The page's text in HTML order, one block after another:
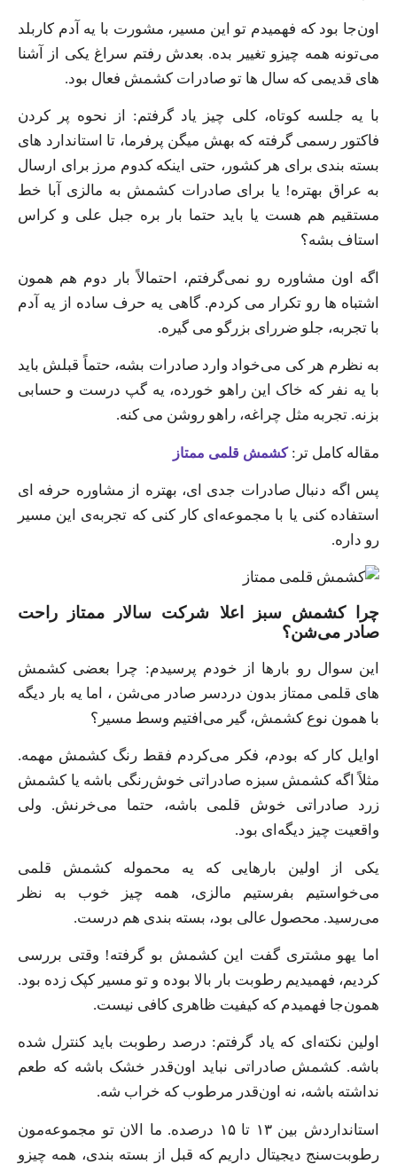
اون‌جا بود که فهمیدم تو این مسیر، مشورت با یه آدم کاربلد
می‌تونه همه چیزو تغییر بده. بعدش رفتم سراغ یکی از آشنا
های قدیمی که سال ‌ها تو صادرات کشمش فعال بود.
با یه جلسه کوتاه، کلی چیز یاد گرفتم: از نحوه پر کردن
فاکتور رسمی گرفته که بهش میگن پرفرما، تا استاندارد های
بسته‌ بندی برای هر کشور، حتی اینکه کدوم مرز برای ارسال
به عراق بهتره! یا برای صادرات کشمش به مالزی آبا خط
مستقیم هم هست یا باید حتما بار بره جبل علی و کراس
استاف بشه؟
اگه اون مشاوره رو نمی‌گرفتم، احتمالاً بار دوم هم همون
اشتباه ‌ها رو تکرار می‌ کردم. گاهی یه حرف ساده از یه آدم
با تجربه، جلو ضررای بزرگو می ‌گیره.
به نظرم هر کی می‌خواد وارد صادرات بشه، حتماً قبلش باید
با یه نفر که خاک این راهو خورده، یه گپ درست‌ و حسابی
بزنه. تجربه مثل چراغه، راهو روشن می ‌کنه.
مقاله کامل تر:کشمش قلمی ممتاز
پس اگه دنبال صادرات جدی ‌ای، بهتره از مشاوره حرفه ‌ای
استفاده کنی یا با مجموعه‌ای کار کنی که تجربه‌ی این مسیر
رو داره.
چرا کشمش سبز اعلا شرکت سالار ممتاز راحت
صادر می‌شن؟
این سوال رو بارها از خودم پرسیدم: چرا بعضی کشمش‌
های قلمی ممتاز بدون دردسر صادر می‌شن ، اما یه بار دیگه
با همون نوع کشمش، گیر می‌افتیم وسط مسیر؟
اوایل کار که بودم، فکر می‌کردم فقط رنگ کشمش مهمه.
مثلاً اگه کشمش سبزه صادراتی خوش‌رنگی باشه یا کشمش
زرد صادراتی خوش قلمی باشه، حتما می‌خرنش. ولی
واقعیت چیز دیگه‌ای بود.
یکی از اولین بارهایی که یه محموله کشمش قلمی
می‌خواستیم بفرستیم مالزی، همه چیز خوب به نظر
می‌رسید. محصول عالی بود، بسته بندی هم درست.
اما یهو مشتری گفت این کشمش بو گرفته! وقتی بررسی
کردیم، فهمیدیم رطوبت بار بالا بوده و تو مسیر کپک زده بود.
همون‌جا فهمیدم که کیفیت ظاهری کافی نیست.
اولین نکته‌ای که یاد گرفتم: درصد رطوبت باید کنترل شده
باشه. کشمش صادراتی نباید اون‌قدر خشک باشه که طعم
نداشته باشه، نه اون‌قدر مرطوب که خراب شه.
استانداردش بین ۱۳ تا ۱۵ درصده. ما الان تو مجموعه‌مون
رطوبت‌سنج دیجیتال داریم که قبل از بسته بندی، همه چیزو